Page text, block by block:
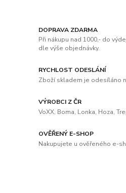
DOPRAVA ZDARMA
Při nákupu nad 1000,- do
dle výše objednávky.
RYCHLOST ODESLÁNÍ
Zboží skladem je odesíláno
VÝROBCI Z ČR
VoXX, Boma, Lonka, Hoza,
OVĚŘENÝ E-SHOP
Nakupujete u ověřeného e-